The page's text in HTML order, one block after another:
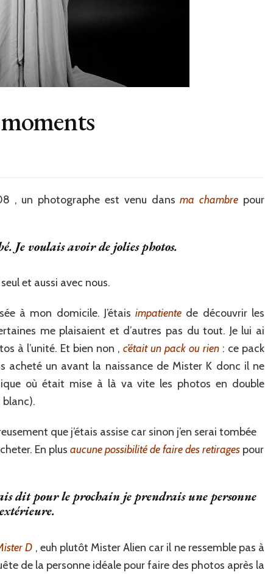
, un photographe est venu dansma chambre pour
Je voulais avoir de jolies photos.
et aussi avec nous.
à mon domicile. J’étaisimpatiente de découvrir les
me plaisaient et d’autres pas du tout. Je lui ai
à l’unité. Et bien non , c’était un pack ou rien : ce pack
acheté un avant la naissance de Mister K donc il ne
où était mise à là va vite les photos en double
blanc).
que j’étais assise car sinon j’en serai tombée
En plus aucune possibilité de faire des retirages pour
dit pour le prochain je prendrais une personne
extérieure.
D , euh plutôt Mister Alien car il ne ressemble pas à
de la personne idéale pour faire des photos après la